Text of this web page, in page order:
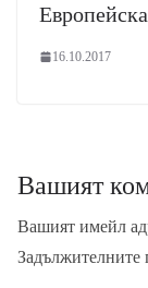
16.10.2017
Вашият
Вашият имейл
Задължителните